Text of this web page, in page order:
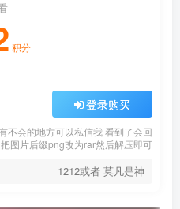
积分
登录购买
不会的地方可以私信我 看到了会回
把图片后缀png改为rar然后解压即可
1212或者 莫凡是神